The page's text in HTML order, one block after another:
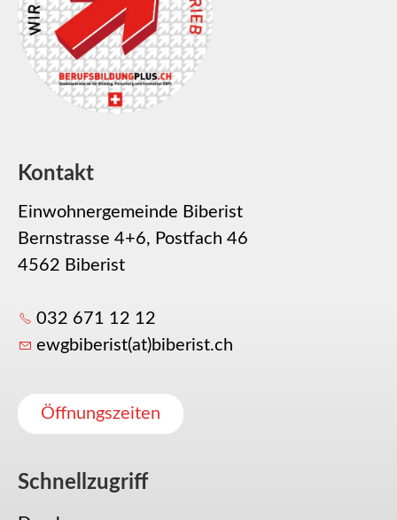
Kontakt
Einwohnergemeinde Biberist
Bernstrasse 4+6, Postfach 46
4562 Biberist
032 671 12 12
ewgbiberist(at)biberist.ch
Öffnungszeiten
Schnellzugriff